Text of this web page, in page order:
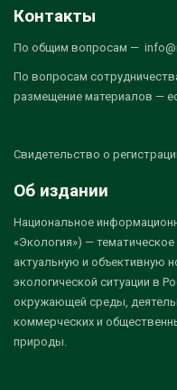
Контакты
По общим вопросам —
По вопросам
размещение материалов —
Свидетельство о
Об издании
Национальное
«Экология») —
актуальную и объективную
экологической ситуации в
окружающей среды,
коммерческих и
природы.